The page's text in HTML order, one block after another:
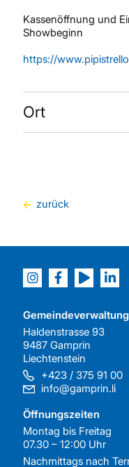
Kassenöffnung und
Showbeginn
https://
Ort
zurück
Haldenstrasse 93
9487 Gamprin
Liechtenstein
+423 / 375 91 00
info@gamprin.li
Öffnungszeiten
Montag bis Freitag
07.30 – 12:00 Uhr
Nachmittags nach